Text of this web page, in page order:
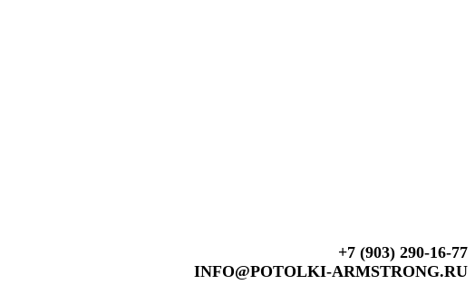
+7 (903) 290-16-77
INFO@POTOLKI-ARMSTRONG.RU